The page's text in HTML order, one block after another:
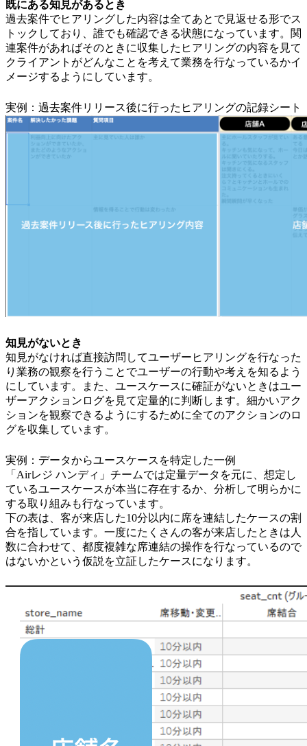
既にある知見があるとき
過去案件でヒアリングした内容は全てあとで見返せる形でス
トックしており、誰でも確認できる状態になっています。関
連案件があればそのときに収集したヒアリングの内容を見て
クライアントがどんなことを考えて業務を行なっているかイ
メージするようにしています。
実例：過去案件リリース後に行ったヒアリングの記録シート
知見がないとき
知見がなければ直接訪問してユーザーヒアリングを行なった
り業務の観察を行うことでユーザーの行動や考えを知るよう
にしています。また、ユースケースに確証がないときはユー
ザーアクションログを見て定量的に判断します。細かいアク
ションを観察できるようにするために全てのアクションのロ
グを収集しています。
実例：データからユースケースを特定した一例
「Airレジ ハンディ」チームでは定量データを元に、想定し
ているユースケースが本当に存在するか、分析して明らかに
する取り組みも行なっています。
下の表は、客が来店した10分以内に席を連結したケースの割
合を指しています。一度にたくさんの客が来店したときは人
数に合わせて、都度複雑な席連結の操作を行なっているので
はないかという仮説を立証したケースになります。